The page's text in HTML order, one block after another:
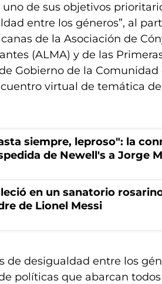
de sus objetivos
entre los géneros”, al
de la Asociación de
(ALMA) y de las
Gobierno de la Comunidad
virtual de temática
siempre, leproso": la
de Newell's a Jorge
en un sanatorio
de Lionel Messi
de desigualdad entre los
políticas que abarcan